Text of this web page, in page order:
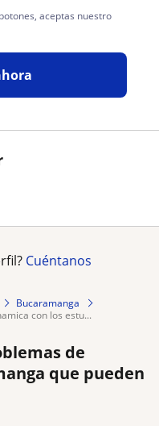
aceptas nuestro
Cuéntanos
Bucaramanga
con los estu...
de
que pueden